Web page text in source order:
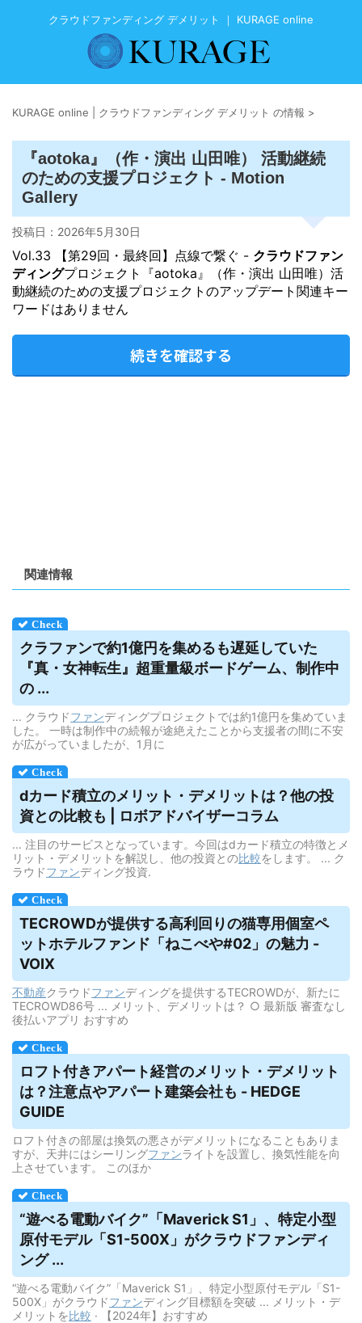
クラウドファンディング デメリット ｜ KURAGE online
KURAGE online | クラウドファンディング デメリット の情報 >
『aotoka』（作・演出 山田唯） 活動継続
のための支援プロジェクト - Motion
Gallery
投稿日： 2026年5月30日
Vol.33 【第29回・最終回】点線で繋ぐ - クラウドファン
ディングプロジェクト『aotoka』（作・演出 山田唯）活
動継続のための支援プロジェクトのアップデート関連キー
ワードはありません
続きを確認する
関連情報
クラファンで約1億円を集めるも遅延していた
『真・女神転生』超重量級ボードゲーム、制作中
の ...
... クラウドファンディングプロジェクトでは約1億円を集めていま
した。 一時は制作中の続報が途絶えたことから支援者の間に不安
が広がっていましたが、1月に
dカード積立のメリット・ デメリットは？他の投
資との比較も | ロボアドバイザーコラム
... 注目のサービスとなっています。今回はdカード積立の特徴とメ
リット・デメリットを解説し、他の投資との比較をします。 ... ク
ラウドファンディング投資.
TECROWDが提供する高利回りの猫専用個室ペ
ットホテルファンド「ねこべや#02」の魅力 -
VOIX
不動産クラウドファンディングを提供するTECROWDが、新たに
TECROWD86号 ... メリット、デメリットは？ ○ 最新版 審査なし
後払いアプリ おすすめ
ロフト付きアパート経営のメリット・ デメリット
は？注意点やアパート建築会社も - HEDGE
GUIDE
ロフト付きの部屋は換気の悪さがデメリットになることもありま
すが、天井にはシーリングファンライトを設置し、換気性能を向
上させています。 このほか
“遊べる電動バイク”「Maverick S1」、特定小型
原付モデル「S1-500X」がクラウドファンディ
ング...
“遊べる電動バイク”「Maverick S1」、特定小型原付モデル「S1-
500X」がクラウドファンディング目標額を突破 ... メリット・デ
メリットを比較 · 【2024年】おすすめ